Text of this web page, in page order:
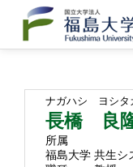
ナガハシ ヨシタ
長橋 良
所属
福島大学 共生シ